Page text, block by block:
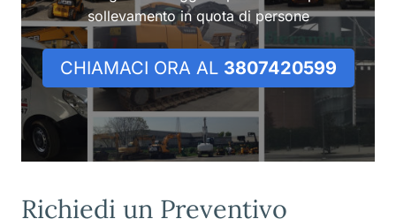
sollevamento in quota di persone
CHIAMACI ORA AL 3807420599
Richiedi un Preventivo